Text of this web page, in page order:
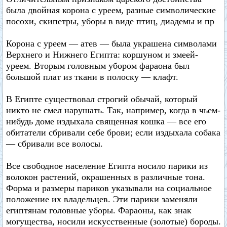
была двойная корона с уреем, разные символические
посохи, скипетры, уборы в виде птиц, диадемы и пр
Корона с уреем — атев — была украшена символами
Верхнего и Нижнего Египта: коршуном и змеей-
уреем. Вторым головным убором фараона был
большой плат из ткани в полоску — клафт.
В Египте существовал строгий обычай, который
никто не смел нарушать. Так, например, когда в чьем-
нибудь доме издыхала священная кошка — все его
обитатели сбривали себе брови; если издыхала собака
— сбривали все волосы.
Все свободное население Египта носило парики из
волокон растений, окрашенных в различные тона.
Форма и размеры париков указывали на социальное
положение их владельцев. Эти парики заменяли
египтянам головные уборы. Фараоны, как знак
могущества, носили искусственные (золотые) бороды.